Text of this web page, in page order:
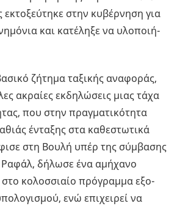
στην κυ­βέρ­νη­ση για
και κα­τέ­λη­ξε να υλο­ποι­ή­
ζή­τη­μα τα­ξι­κής ανα­φο­ράς,
ακραί­ες εκ­δη­λώ­σεις μιας τάχα
που στην πραγ­μα­τι­κό­τη­τα
έντα­ξης στα κα­θε­στω­τι­κά
στη Βουλή υπέρ της σύμ­βα­σης
Ραφάλ, δή­λω­σε ένα αμή­χα­νο
κο­λοσ­σιαίο πρό­γραμ­μα εξο­
ενώ επι­χει­ρεί να